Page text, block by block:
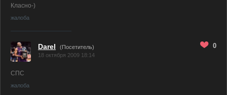
Класно-)
жалоба
Darel
(Посетитель)
18 октября 2009 18:14
0
СПС
жалоба